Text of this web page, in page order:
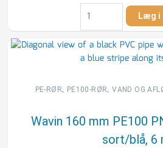
Wavin
110
mm
PE100
PN16
rør,
6
m
Læg i
PE-RØR, PE100-RØR,VAND OG
Wavin 160 mm PE100
sort/blå, 6